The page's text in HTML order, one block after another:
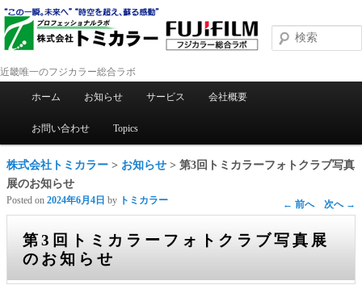
近畿唯一のフジカラー総合ラボ
メインメニュー
メインコンテンツへ移動
サブコンテンツへ移動
ホーム お知らせ サービス 会社概要
お問い合わせ Topics
株式会社トミカラー > お知らせ > 第3回トミカラーフォトクラブ写真
展のお知らせ
投稿ナビゲーション ← 前へ 次へ →
第3回トミカラーフォトクラブ写真展
のお知らせ
Posted on 2024年6月4日 by トミカラー